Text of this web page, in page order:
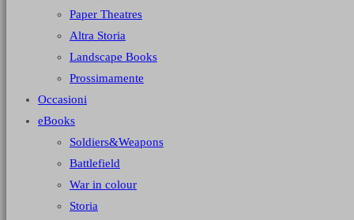
Paper Theatres
Altra Storia
Landscape Books
Prossimamente
Occasioni
eBooks
Soldiers&Weapons
Battlefield
War in colour
Storia